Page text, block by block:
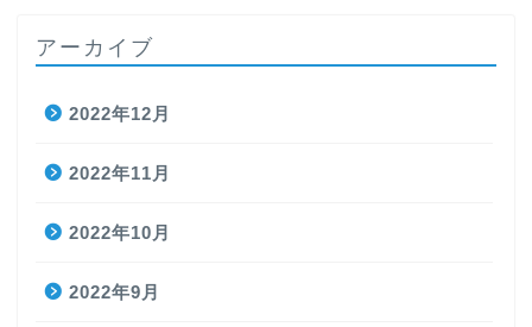
アーカイブ
2022年12月
2022年11月
2022年10月
2022年9月